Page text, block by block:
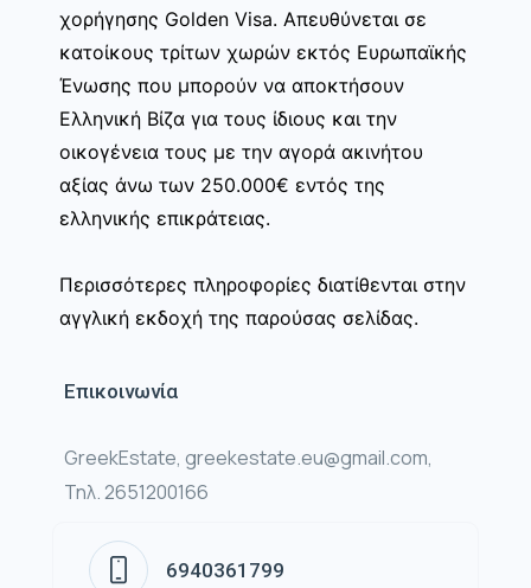
χορήγησης Golden Visa. Απευθύνεται σε
κατοίκους τρίτων χωρών εκτός Ευρωπαϊκής
Ένωσης που μπορούν να αποκτήσουν
Ελληνική Βίζα για τους ίδιους και την
οικογένεια τους με την αγορά ακινήτου
αξίας άνω των 250.000€ εντός της
ελληνικής επικράτειας.
Περισσότερες πληροφορίες διατίθενται στην
αγγλική εκδοχή της παρούσας σελίδας.
Επικοινωνία
GreekEstate, greekestate.eu@gmail.com,
Τηλ. 2651200166
6940361799